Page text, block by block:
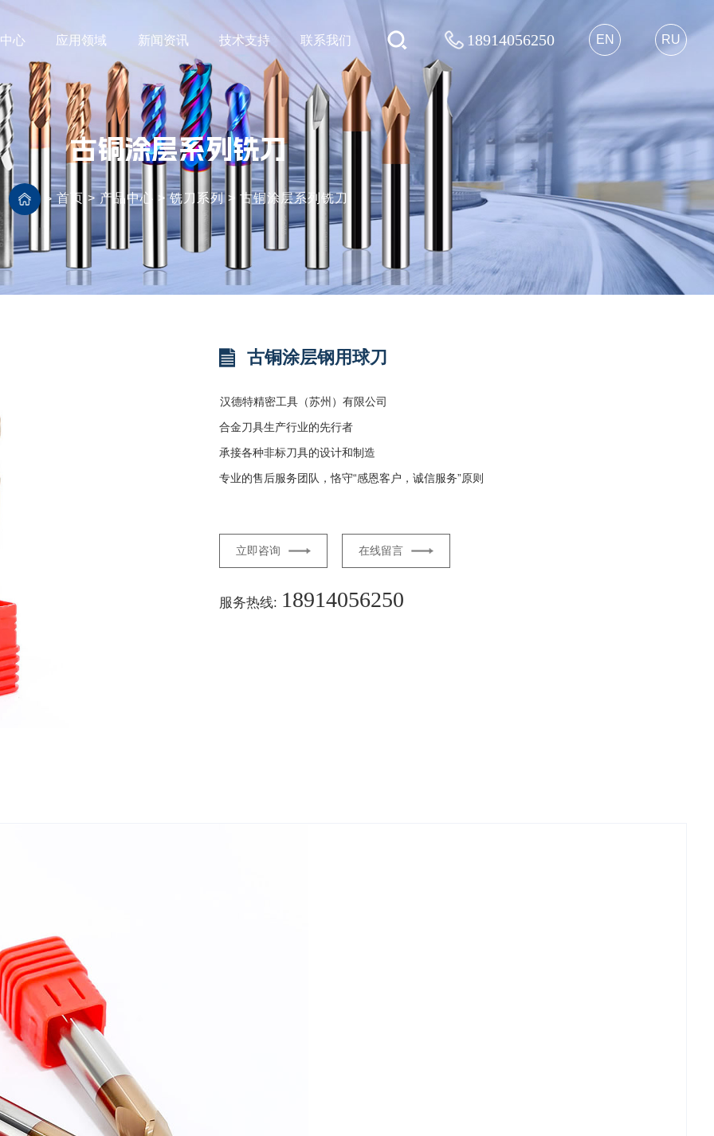
心 应用领域 新闻资讯 技术支持 联系我们 18914056250 EN RU
古铜涂层系列铣刀
> 首页 > 产品中心 >铣刀系列> 古铜涂层系列铣刀
古铜涂层钢用球刀
汉德特精密工具（苏州）有限公司
合金刀具生产行业的先行者
承接各种非标刀具的设计和制造
专业的售后服务团队，恪守“感恩客户，诚信服务”原则
立即咨询 在线留言
服务热线: 18914056250